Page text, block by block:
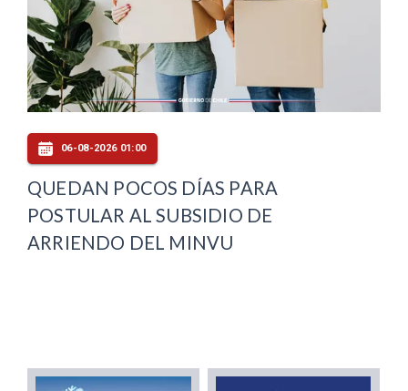
06-08-2026 01:00
QUEDAN POCOS DÍAS PARA
POSTULAR AL SUBSIDIO DE
ARRIENDO DEL MINVU